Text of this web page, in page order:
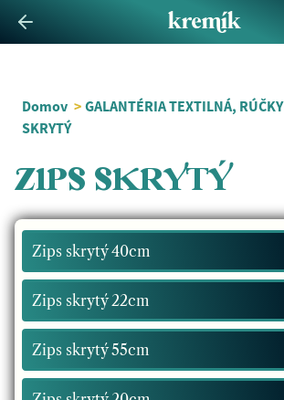
Domov > GALANTÉRIA TEXTILNÁ, RÚČKY
SKRYTÝ
ZIPS SKRYTÝ
Zips skrytý 40cm
Zips skrytý 22cm
Zips skrytý 55cm